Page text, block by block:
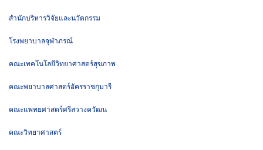
สำนักบริหารวิจัยและนวัตกรรม
โรงพยาบาลจุฬาภรณ์
คณะเทคโนโลยีวิทยาศาสตร์สุขภาพ
คณะพยาบาลศาสตร์อัครราชกุมารี
คณะแพทยศาสตร์ศรีสวางควัฒน
คณะวิทยาศาสตร์